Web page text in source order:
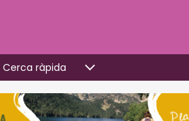
Cerca ràpida